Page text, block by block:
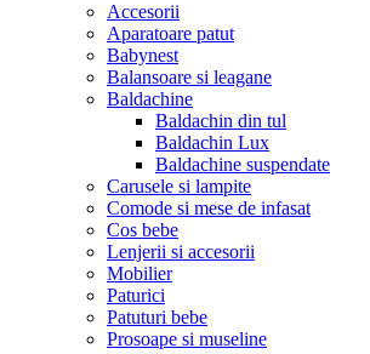
Accesorii
Aparatoare patut
Babynest
Balansoare si leagane
Baldachine
Baldachin din tul
Baldachin Lux
Baldachine suspendate
Carusele si lampite
Comode si mese de infasat
Cos bebe
Lenjerii si accesorii
Mobilier
Paturici
Patuturi bebe
Prosoape si museline